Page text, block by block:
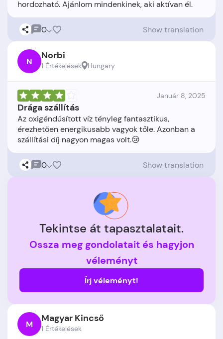
0 Show translation
N Norbi
1 Értékelések Hungary
Január 8, 2025
Drága szállítás
Az oxigéndúsított víz tényleg fantasztikus,
érezhetően energikusabb vagyok tőle. Azonban a
0 Show translation
Tekintse át tapasztalatait.
Ossza meg gondolatait és hagyjon
véleményt
Írj véleményt!
M Magyar Kincső
1 Értékelések